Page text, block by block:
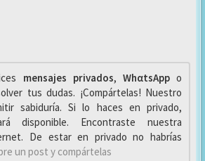
mensajes privados, WhαtsAppo
tus dudas. ¡Compártelas! Nuestro
sabiduría. Si lo haces en privado,
disponible. Encontraste nuestra
De estar en privado no habrías
un post y compártelas